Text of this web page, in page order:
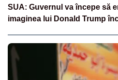
SUA: Guvernul va începe să
imaginea lui Donald Trump